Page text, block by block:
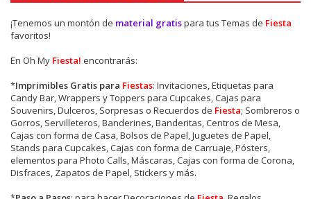
¡Tenemos un montón de material gratispara tus Temas de Fiesta
favoritos!
En Oh My Fiesta! encontrarás:
*Imprimibles Gratis para Fiestas: Invitaciones, Etiquetas para
Candy Bar, Wrappers y Toppers para Cupcakes, Cajas para
Souvenirs, Dulceros, Sorpresas o Recuerdos de Fiesta; Sombreros o
Gorros, Servilleteros, Banderines, Banderitas, Centros de Mesa,
Cajas con forma de Casa, Bolsos de Papel, Juguetes de Papel,
Stands para Cupcakes, Cajas con forma de Carruaje, Pósters,
elementos para Photo Calls, Máscaras, Cajas con forma de Corona,
Disfraces, Zapatos de Papel, Stickers y más.